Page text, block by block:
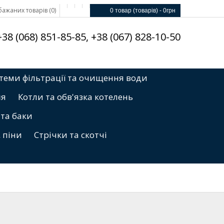
0 товар (товарів) - 0грн
товарів (0)
(068) 851-85-85, +38 (067) 828-10-50
фільтрації та очищення води
Котли та обв'язка котелень
баки
піни
Стрічки та скотчі